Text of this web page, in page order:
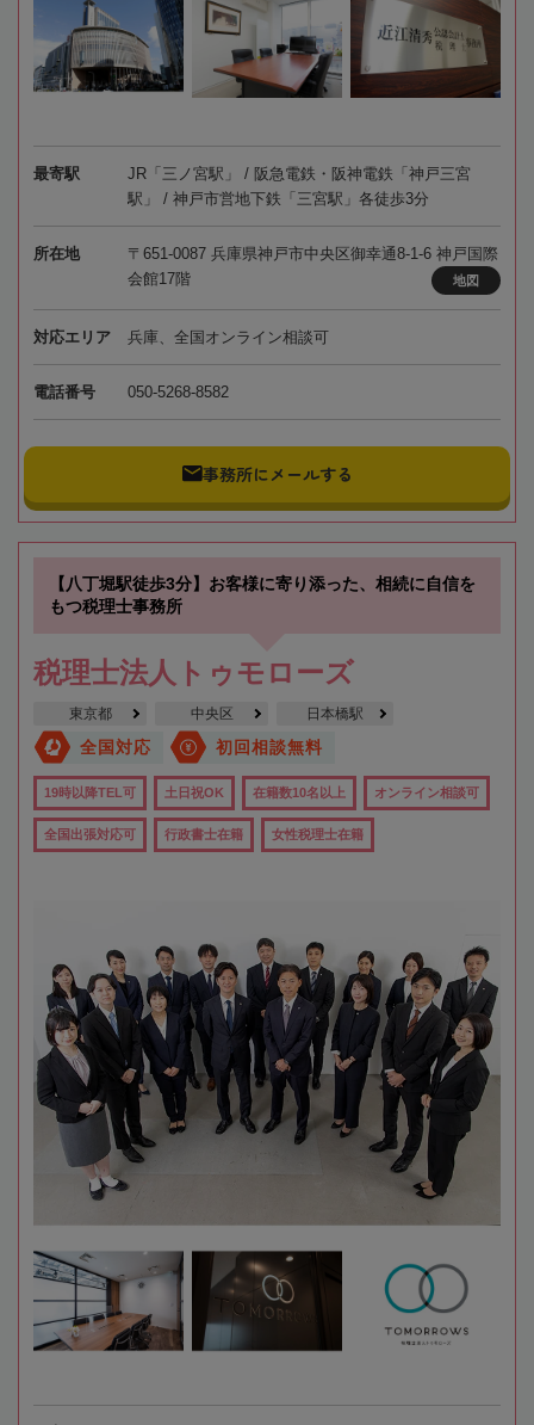
最寄駅
JR「三ノ宮駅」 / 阪急電鉄・阪神電鉄「神戸三宮
駅」 / 神戸市営地下鉄「三宮駅」各徒歩3分
所在地
〒651-0087 兵庫県神戸市中央区御幸通8-1-6 神戸国際
会館17階
地図
対応エリア 兵庫、全国オンライン相談可
電話番号 050-5268-8582
事務所にメールする
【八丁堀駅徒歩3分】お客様に寄り添った、相続に自信を
もつ税理士事務所
税理士法人トゥモローズ
東京都 中央区 日本橋駅
全国対応 初回相談無料
19時以降TEL可 土日祝OK 在籍数10名以上 オンライン相談可
全国出張対応可 行政書士在籍 女性税理士在籍